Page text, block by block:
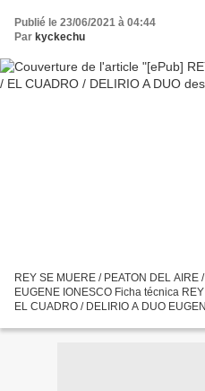
Publié le 23/06/2021 à 04:44
Par kyckechu
REY SE MUERE / PEATON DEL
EUGENE IONESCO Ficha técnica
EL CUADRO / DELIRIO A DUO
9789500397858...